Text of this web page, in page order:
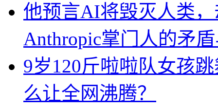
他预言AI将毁灭人类
Anthropic掌门人的矛
9岁120斤啦啦队女孩
么让全网沸腾？